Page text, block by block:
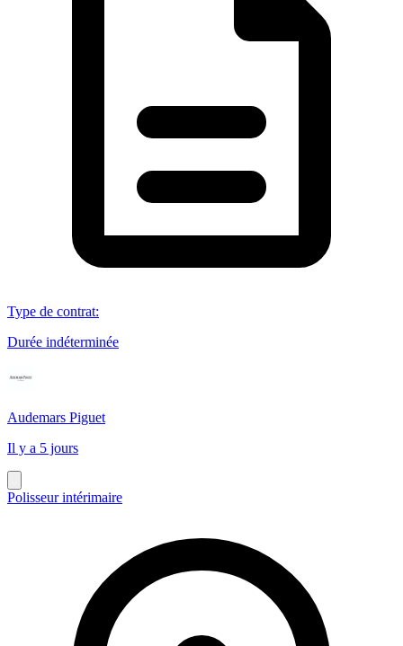
Type de contrat:
Durée indéterminée
Audemars Piguet
Il y a 5 jours
Polisseur intérimaire